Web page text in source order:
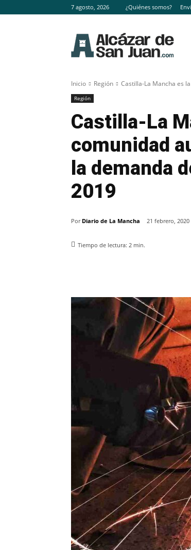
7 agosto, 2026 ¿Quiénes somos?
Inicio Región Castilla-La Mancha es
Región
Castilla-La
comunidad
la demanda
2019
Por Diario de La Mancha 21 febrero, 2020
Tiempo de lectura: 2 min.